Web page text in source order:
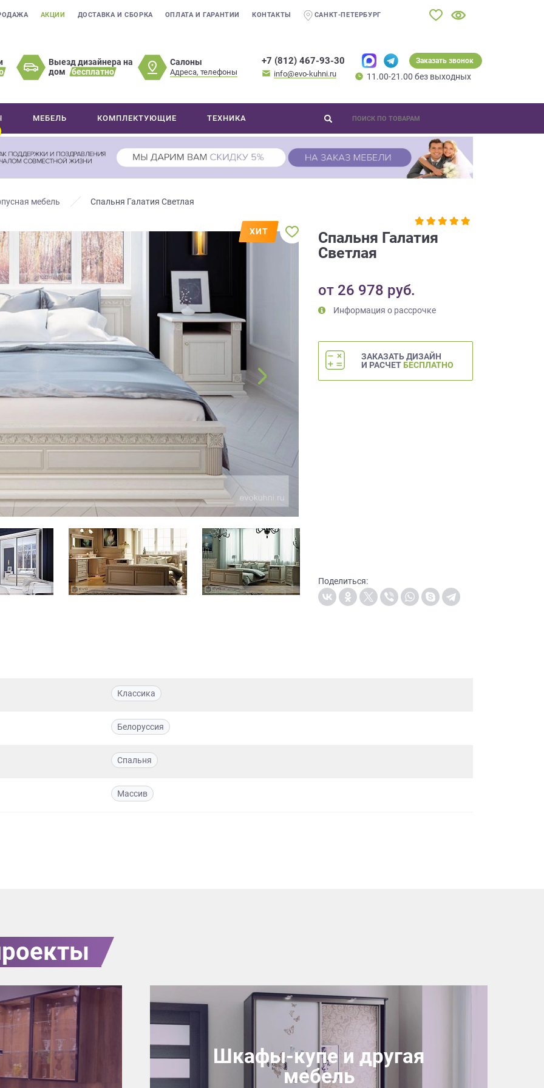
АКЦИИ ДОСТАВКА И СБОРКА ОПЛАТА И ГАРАНТИИ КОНТАКТЫ САНКТ-ПЕТЕРБУРГ
Выезд дизайнера на
дом
бесплатно
Салоны
Адреса, телефоны
+7 (812) 467-93-30
info@evo-kuhni.ru
Заказать звонок
11.00-21.00 без выходных
МЕБЕЛЬ КОМПЛЕКТУЮЩИЕ ТЕХНИКА
мебель Спальня Галатия Светлая
ХИТ
Спальня Галатия
Светлая
от 26 978 руб.
Информация о рассрочке
ЗАКАЗАТЬ ДИЗАЙН
И РАСЧЕТ БЕСПЛАТНО
Поделиться:
Классика
Белоруссия
Спальня
Массив
Шкафы-купе и другая
мебель ×
Нет времени? Пробки?